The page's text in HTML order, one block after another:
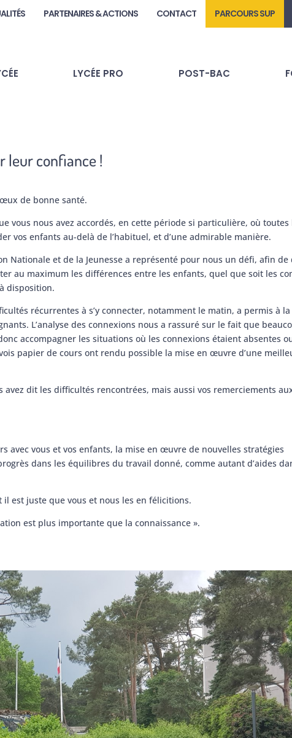
PARTENAIRES & ACTIONS CONTACT PARCOURS SUP
LYCÉE PRO POST-BAC
leur confiance !
de bonne santé.
vous nous avez accordés, en cette période si particulière, où toutes
vos enfants au-delà de l’habituel, et d’une admirable manière.
Nationale et de la Jeunesse a représenté pour nous un défi, afin de
au maximum les différences entre les enfants, quel que soit les
disposition.
récurrentes à s’y connecter, notamment le matin, a permis à
L’analyse des connexions nous a rassuré sur le fait que
accompagner les situations où les connexions étaient absentes
papier de cours ont rendu possible la mise en œuvre d’une
dit les difficultés rencontrées, mais aussi vos remerciements
avec vous et vos enfants, la mise en œuvre de nouvelles stratégies
dans les équilibres du travail donné, comme autant d’aides
est juste que vous et nous les en félicitions.
est plus importante que la connaissance ».